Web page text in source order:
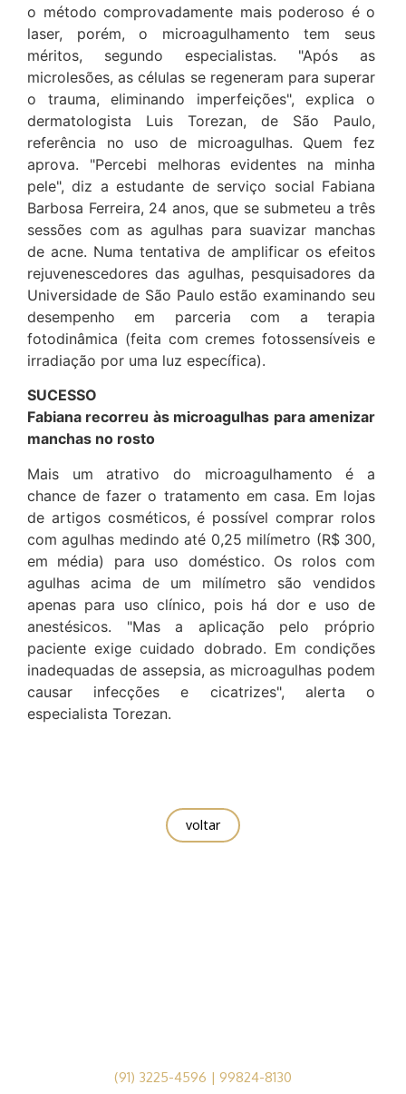
o método comprovadamente mais poderoso é o
laser, porém, o microagulhamento tem seus
méritos, segundo especialistas. "Após as
microlesões, as células se regeneram para superar
o trauma, eliminando imperfeições", explica o
dermatologista Luis Torezan, de São Paulo,
referência no uso de microagulhas. Quem fez
aprova. "Percebi melhoras evidentes na minha
pele", diz a estudante de serviço social Fabiana
Barbosa Ferreira, 24 anos, que se submeteu a três
sessões com as agulhas para suavizar manchas
de acne. Numa tentativa de amplificar os efeitos
rejuvenescedores das agulhas, pesquisadores da
Universidade de São Paulo estão examinando seu
desempenho em parceria com a terapia
fotodinâmica (feita com cremes fotossensíveis e
irradiação por uma luz específica).
SUCESSO
Fabiana recorreu às microagulhas para amenizar
manchas no rosto
Mais um atrativo do microagulhamento é a
chance de fazer o tratamento em casa. Em lojas
de artigos cosméticos, é possível comprar rolos
com agulhas medindo até 0,25 milímetro (R$ 300,
em média) para uso doméstico. Os rolos com
agulhas acima de um milímetro são vendidos
apenas para uso clínico, pois há dor e uso de
anestésicos. "Mas a aplicação pelo próprio
paciente exige cuidado dobrado. Em condições
inadequadas de assepsia, as microagulhas podem
causar infecções e cicatrizes", alerta o
especialista Torezan.
voltar
(91) 3225-4596 | 99824-8130